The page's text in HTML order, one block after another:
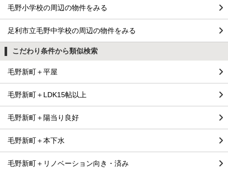
毛野小学校の周辺の物件をみる
足利市立毛野中学校の周辺の物件をみる
こだわり条件から類似検索
毛野新町＋平屋
毛野新町＋LDK15帖以上
毛野新町＋陽当り良好
毛野新町＋本下水
毛野新町＋リノベーション向き・済み